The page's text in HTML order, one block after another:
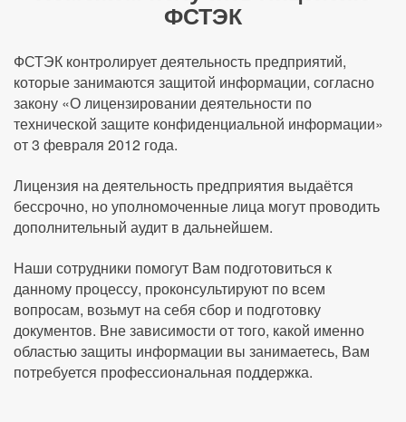
ФСТЭК
ФСТЭК контролирует деятельность предприятий,
которые занимаются защитой информации, согласно
закону «О лицензировании деятельности по
технической защите конфиденциальной информации»
от 3 февраля 2012 года.
Лицензия на деятельность предприятия выдаётся
бессрочно, но уполномоченные лица могут проводить
дополнительный аудит в дальнейшем.
Наши сотрудники помогут Вам подготовиться к
данному процессу, проконсультируют по всем
вопросам, возьмут на себя сбор и подготовку
документов. Вне зависимости от того, какой именно
областью защиты информации вы занимаетесь, Вам
потребуется профессиональная поддержка.